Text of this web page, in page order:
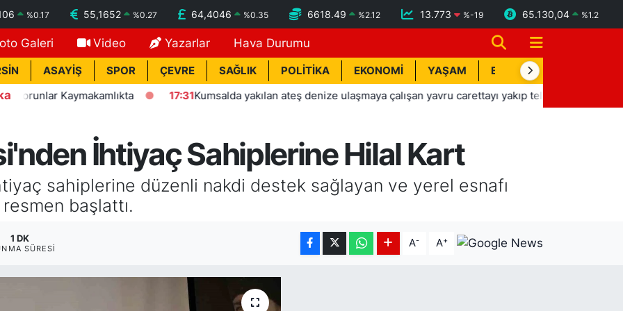
%0.17 55,1652 %0.27 64,4046 %0.35 6618.49 %2.12 13.773 %-19 65.130,04 %1.2
Galeri Video Yazarlar Hava Durumu
ASAYİŞ SPOR ÇEVRE SAĞLIK POLİTİKA EKONOMİ YAŞAM BİK İLAN
Kaymakamlıkta 17:31Kumsalda yakılan ateş denize ulaşmaya çalışan yavru carettayı yakıp telef etti
İhtiyaç Sahiplerine Hilal Kart
sahiplerine düzenli nakdi destek sağlayan ve yerel esnafı
başlattı.
1 DK
SÜRESI A- A+